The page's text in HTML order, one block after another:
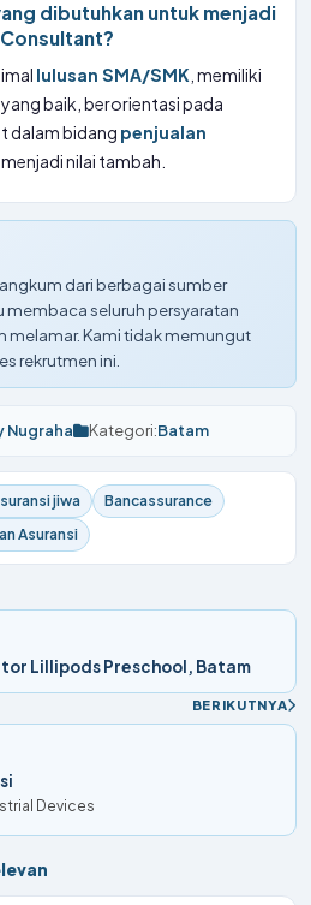
dibutuhkan untuk menjadi
lulusan SMA/SMK , memiliki
baik, berorientasi pada
dalam bidang penjualan
menjadi nilai tambah.
dari berbagai sumber
membaca seluruh persyaratan
melamar. Kami tidak memungut
rekrutmen ini.
Nugraha Kategori:Batam
jiwa
Bancassurance
Asuransi
Lillipods Preschool, Batam
BERIKUTNYA
Devices